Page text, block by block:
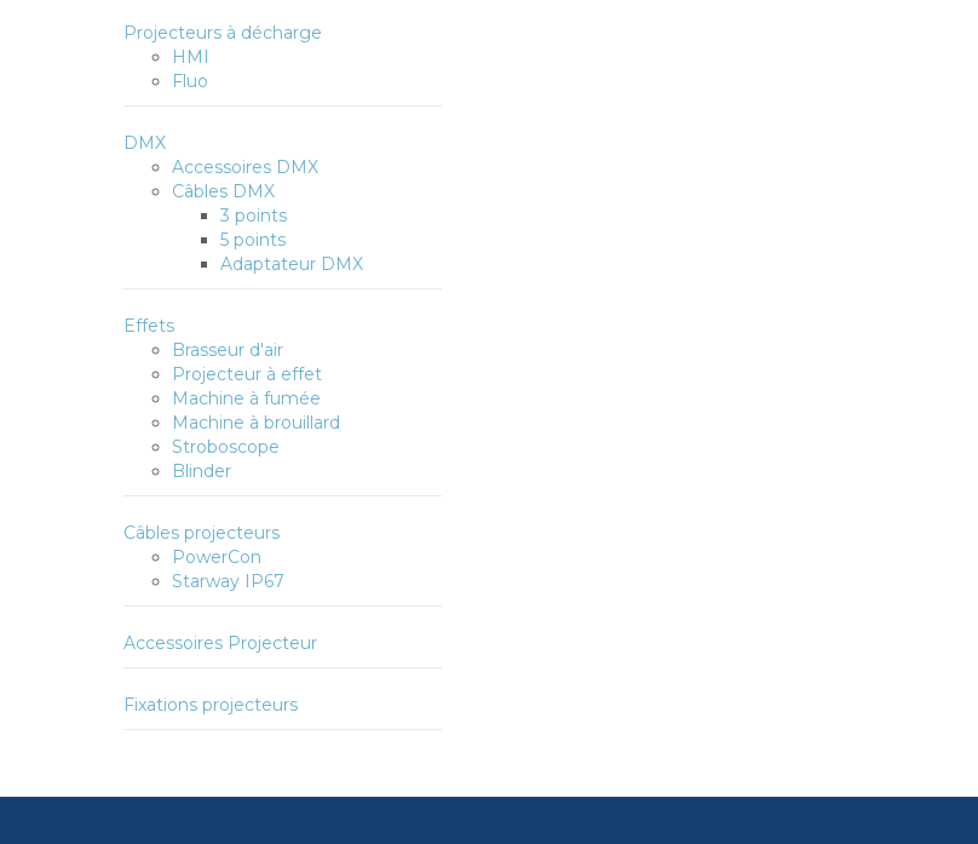
Projecteurs à décharge
HMI
Fluo
DMX
Accessoires DMX
Câbles DMX
3 points
5 points
Adaptateur DMX
Effets
Brasseur d'air
Projecteur à effet
Machine à fumée
Machine à brouillard
Stroboscope
Blinder
Câbles projecteurs
PowerCon
Starway IP67
Accessoires Projecteur
Fixations projecteurs